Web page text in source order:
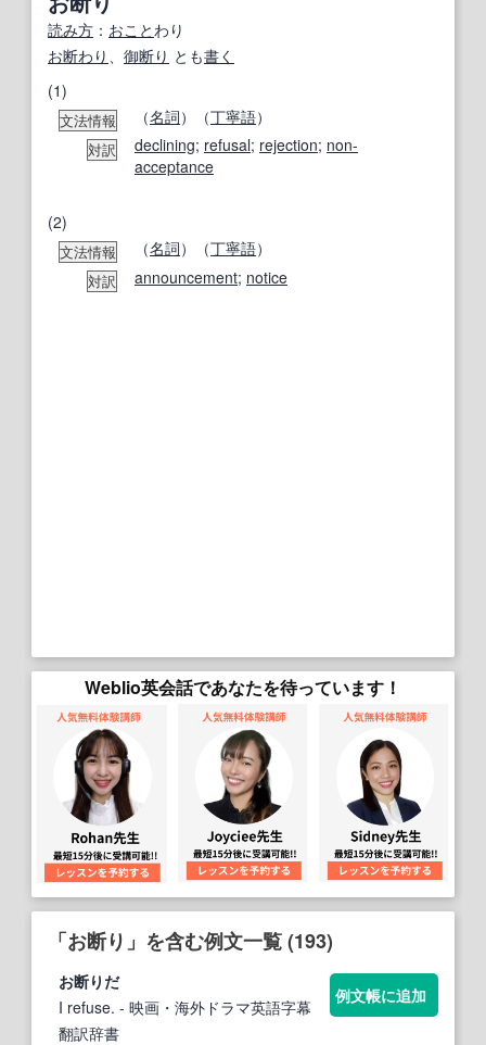
読み方 ： おこと わり
お断わり
御断り とも書く
(1)
文法情報 （名詞）（丁寧語）
対訳 declining; refusal; rejection; non-
acceptance
(2)
文法情報 （名詞）（丁寧語）
対訳 announcement; notice
Weblio英会話であなたを待っています！
「お断り」を含む例文一覧 (193)
お断り だ
I refuse. - 映画・海外ドラマ英語字幕
翻訳辞書
例文帳に追加